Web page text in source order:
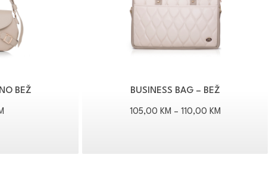
BEŽ BUSINESS BAG – BEŽ
105,00 KM – 110,00 KM